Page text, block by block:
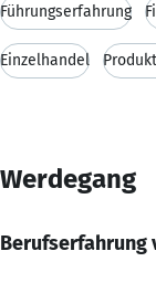
Führungserfahrung
Einzelhandel
Werdegang
Berufserfahrung